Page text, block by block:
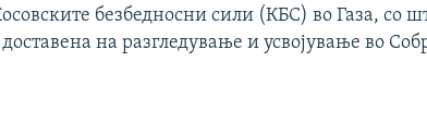
безбедносни сили (КБС) во Газа, со
на разгледување и усвојување во